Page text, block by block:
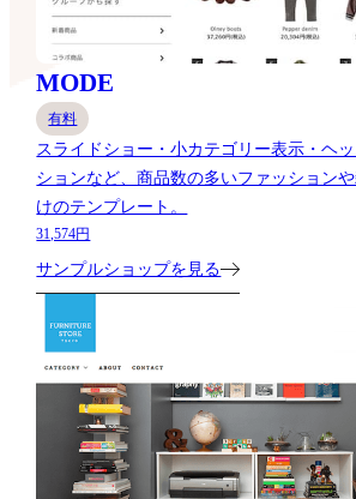
MODE
有料
スライドショー・小カテゴリー表示・ヘ
ションなど、商品数の多いファッション
けのテンプレート。
31,574円
サンプルショップを見る